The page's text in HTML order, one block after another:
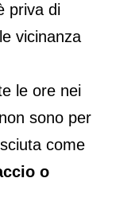
priva di
vicinanza
le ore nei
non sono per
come
o